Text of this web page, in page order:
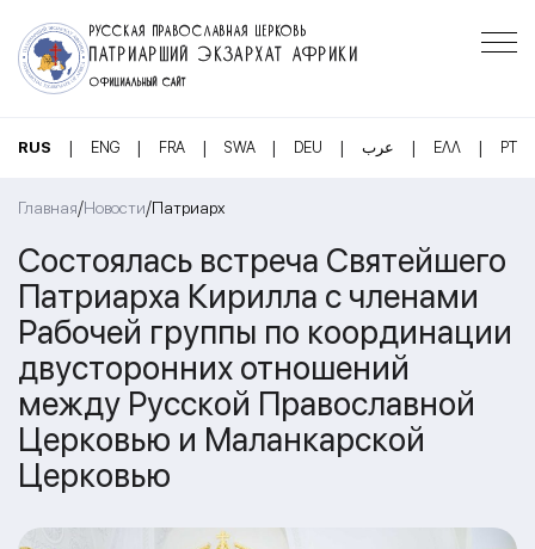
РУССКАЯ ПРАВОСЛАВНАЯ ЦЕРКОВЬ
ПАТРИАРШИЙ ЭКЗАРХАТ АФРИКИ
ОФИЦИАЛЬНЫЙ САЙТ
RUS | ENG | FRA | SWA | DEU | عرب | ΕΛΛ | PT
Главная/Новости/Патриарх
Состоялась встреча Святейшего
Патриарха Кирилла с членами
Рабочей группы по координации
двусторонних отношений
между Русской Православной
Церковью и Маланкарской
Церковью